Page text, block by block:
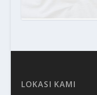
LOKASI KAMI